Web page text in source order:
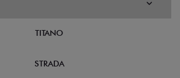
TITANO
STRADA